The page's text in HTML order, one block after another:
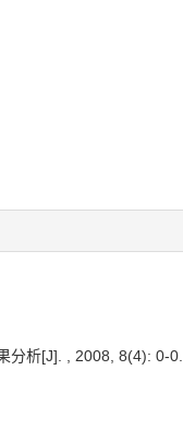
分析[J]. , 2008, 8(4): 0-0.